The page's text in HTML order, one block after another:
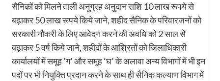
सैनिकों को मिलने वाली अनुग्रह अनुदान राशि 10 लाख रूपये से
बढ़ाकर 50 लाख रूपये किये जाने, शहीद सैनिक के परिवारजनों को
सरकारी नौकरी के लिए आवेदन करने की अवधि को 2 साल से
बढ़ाकर 5 वर्ष किये जाने, शहीदों के आश्रितों को जिलाधिकारी
कार्यालयों में समूह ‘ग’ और समूह ‘घ’ के अलावा अन्य विभागों में भी इन
पदों पर भी नियुक्ति प्रदान करने के साथ ही सैनिक कल्याण विभाग में